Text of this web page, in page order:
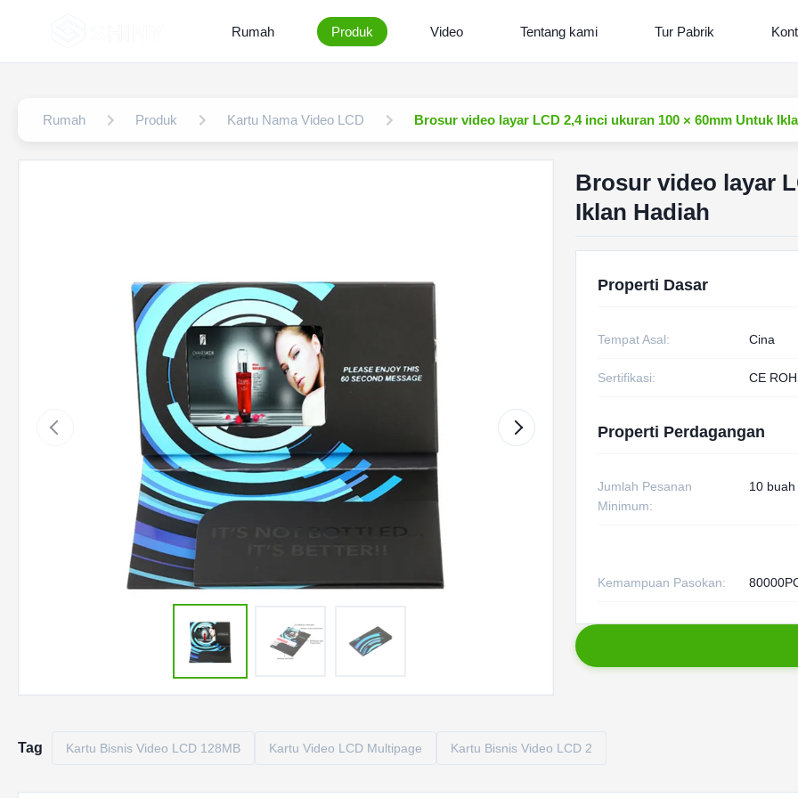
Rumah Produk Video Tentang kami Tur Pabrik
Rumah Produk Kartu Nama Video LCD Brosur video layar LCD 2,4 inci ukuran 100 × 60mm Untuk
Brosur video layar
Iklan Hadiah
Properti Dasar
Tempat Asal: Cina
Sertifikasi: CE
Properti Perdagangan
Jumlah Pesanan
Minimum:
10 buah
Kemampuan Pasokan:
Tag Kartu Bisnis Video LCD 128MB Kartu Video LCD Multipage Kartu Bisnis Video LCD 2